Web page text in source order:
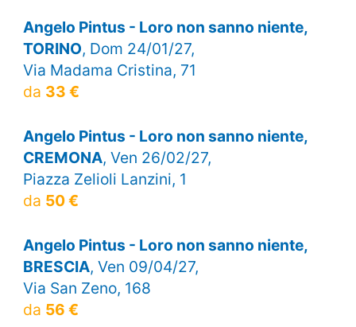
Angelo Pintus - Loro non sanno niente,
TORINO, Dom 24/01/27,
Via Madama Cristina, 71
da 33 €
Angelo Pintus - Loro non sanno niente,
CREMONA, Ven 26/02/27,
Piazza Zelioli Lanzini, 1
da 50 €
Angelo Pintus - Loro non sanno niente,
BRESCIA, Ven 09/04/27,
Via San Zeno, 168
da 56 €